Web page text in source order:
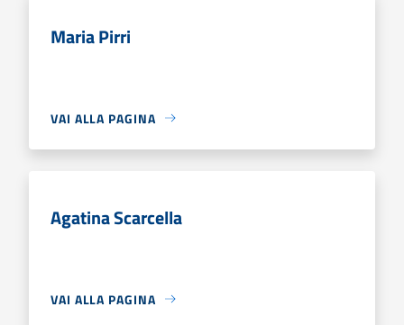
Maria Pirri
VAI ALLA PAGINA
Agatina Scarcella
VAI ALLA PAGINA